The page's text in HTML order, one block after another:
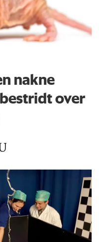
nakne
over